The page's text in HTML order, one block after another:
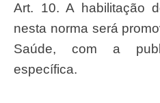
Art. 10. A habilitação do serviço consignado
nesta norma será
Saúde, com a
específica.